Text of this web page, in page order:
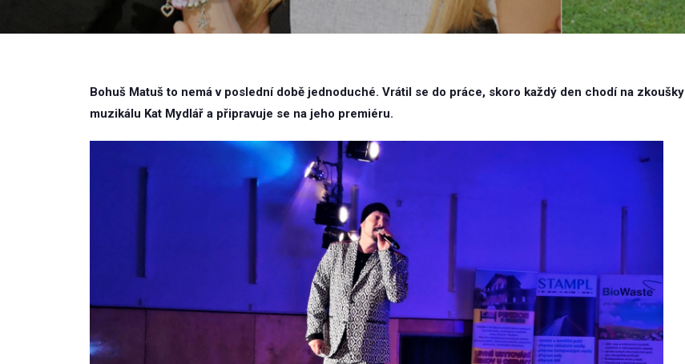
Bohuš Matuš to nemá v poslední době jednoduché. Vrátil se do práce, skoro každý den chodí na zkoušky
muzikálu Kat Mydlář a připravuje se na jeho premiéru.